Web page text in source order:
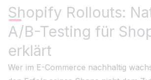
Shopify Rollouts:
A/B-Testing für
erklärt
Wer im E-Commerce nachhaltig